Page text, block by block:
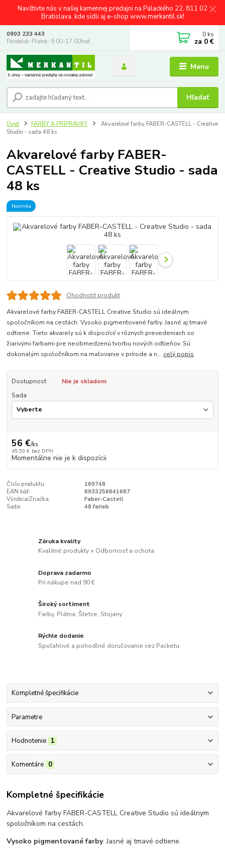
Navštívte nás v našej kamennej predajni na Palackého 22, 811 02
Bratislava, kde sídli aj e-shop www.merkantil.sk!
Menu
Hľadať
0903 233 443
Pondelok-Piatok: 9.00-17.00hod.
0 ks
za 0 €
Úvod FARBY A PRÍPRAVKY
Akvarelové farby FABER-CASTELL - Creative
Studio - sada 48 ks
Akvarelové farby FABER-
CASTELL - Creative Studio - sada
48 ks
Novinka
Ohodnotiť produkt
Akvarelové farby FABER-CASTELL Creative Studio sú ideálnym
spoločníkom na cestách. Vysoko pigmentované farby. Jasné aj tmavé
odtiene. Tieto akvarely sú k dispozícií v rôznych prevedeniach so
žiarivými farbami pre neobmedzenú tvorbu nových odtieňov. Sú
dokonalým spoločníkom na maľovanie v prírode a n... celý popis
Dostupnosť
Nie je skladom
Sada
56 €/ks
45,53 € bez DPH
Momentálne nie je k dispozícii
Číslo produktu:
169748
EAN kód:
6933256641687
Výrobca/Značka:
Faber-Castell
Sada:
48 farieb
Záruka kvality
Kvalitné produkty + Odbornosť a ochota
Doprava zadarmo
Pri nákupe nad 90 €
Široký sortiment
Farby, Plátna, Štetce, Stojany
Rýchle dodanie
Spoľahlivé a pohodlné doručovanie cez Packetu
Kompletné špecifikácie
Parametre
Hodnotenie 1
Komentáre 0
Kompletné špecifikácie
Akvarelové farby FABER-CASTELL Creative Studio sú ideálnym
spoločníkom na cestách.
Vysoko pigmentované farby. Jasné aj tmavé odtiene.